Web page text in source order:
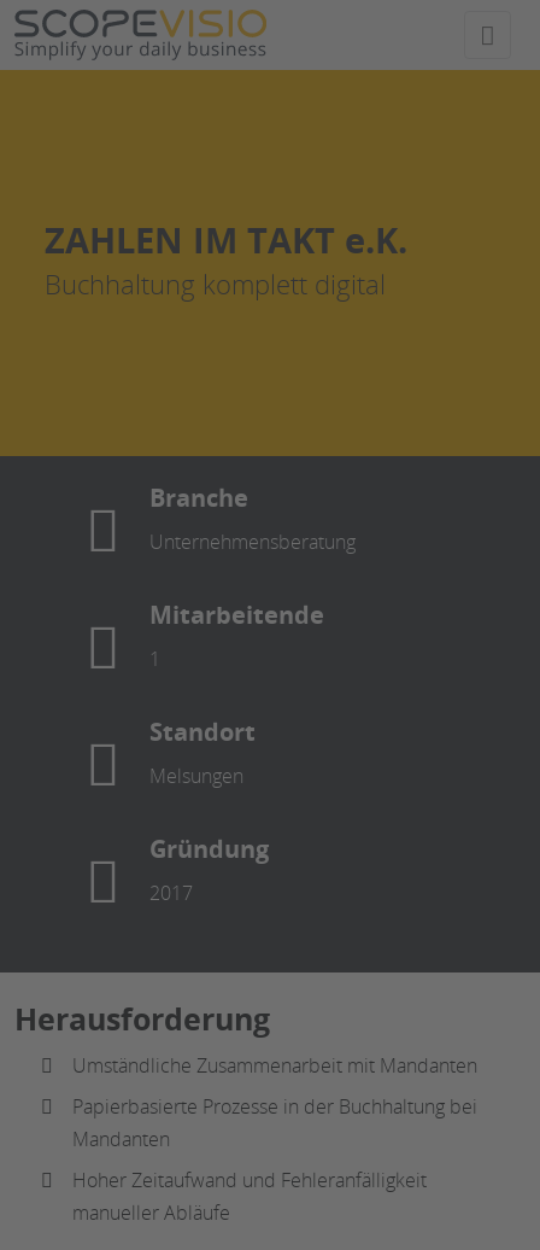
Direkt
zum
ZAHLEN IM TAKT e.K.
Buchhaltung komplett digital
Branche
Unternehmensberatung
Mitarbeitende
1
Standort
Melsungen
Gründung
2017
Herausforderung
Umständliche Zusammenarbeit mit Mandanten
Papierbasierte Prozesse in der Buchhaltung bei
Mandanten
Hoher Zeitaufwand und Fehleranfälligkeit
manueller Abläufe